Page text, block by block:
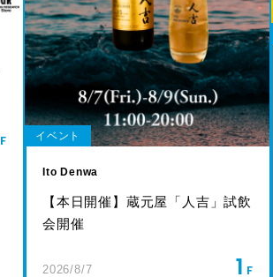
イベント
Ito Denwa
【本日開催】蔵元屋「人吉」試飲
会開催
2026/8/7 1